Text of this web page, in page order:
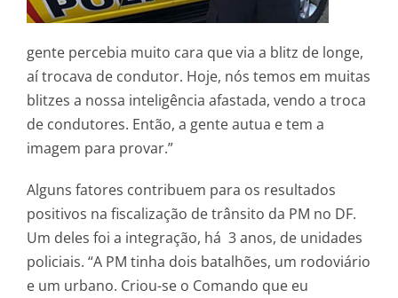
gente percebia muito cara que via a blitz de longe,
aí trocava de condutor. Hoje, nós temos em muitas
blitzes a nossa inteligência afastada, vendo a troca
de condutores. Então, a gente autua e tem a
imagem para provar.”
Alguns fatores contribuem para os resultados
positivos na fiscalização de trânsito da PM no DF.
Um deles foi a integração, há 3 anos, de unidades
policiais. “A PM tinha dois batalhões, um rodoviário
e um urbano. Criou-se o Comando que eu